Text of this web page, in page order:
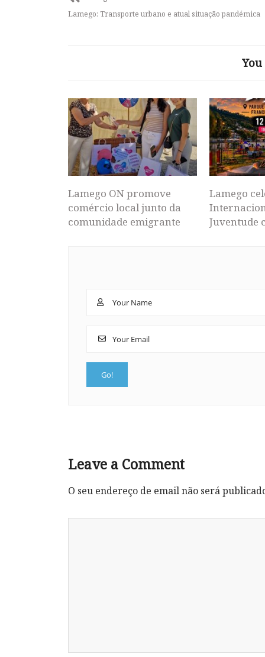
Lamego: Transporte urbano e atual situação pandémica
Lamego ON promove
comércio local junto da
comunidade emigrante
Lamego
Juventude
Leave a Comment
O seu endereço de email não será